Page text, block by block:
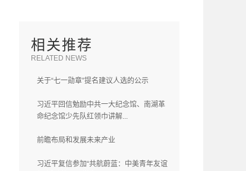
相关推荐
RELATED NEWS
关于“七一勋章”提名建议人选的公示
习近平回信勉励中共一大纪念馆、南湖革
命纪念馆少先队红领巾讲解...
前瞻布局和发展未来产业
习近平复信参加“共航蔚蓝：中美青年友谊